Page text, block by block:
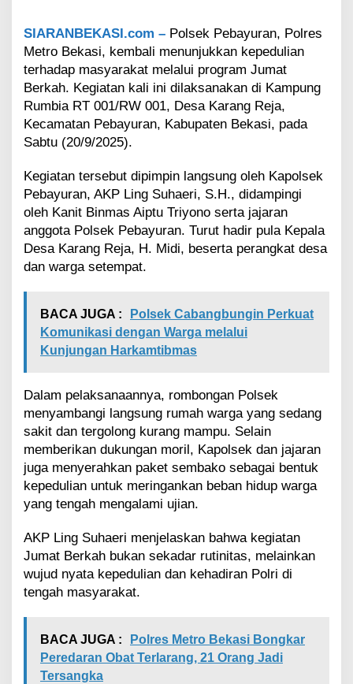
d
W
a
r
g
a
S
a
i
t
d
a
n
K
u
n
g
M
a
u
d
i
K
a
r
a
n
R
e
SIARANBEKASI.com – Polsek Pebayuran, Polres
Metro Bekasi, kembali menunjukkan kepedulian
terhadap masyarakat melalui program Jumat
Berkah. Kegiatan kali ini dilaksanakan di Kampung
Rumbia RT 001/RW 001, Desa Karang Reja,
Kecamatan Pebayuran, Kabupaten Bekasi, pada
Sabtu (20/9/2025).
Kegiatan tersebut dipimpin langsung oleh Kapolsek
Pebayuran, AKP Ling Suhaeri, S.H., didampingi
oleh Kanit Binmas Aiptu Triyono serta jajaran
anggota Polsek Pebayuran. Turut hadir pula Kepala
Desa Karang Reja, H. Midi, beserta perangkat desa
dan warga setempat.
BACA JUGA :
Polsek Cabangbungin Perkuat
Komunikasi dengan Warga melalui
Kunjungan Harkamtibmas
Dalam pelaksanaannya, rombongan Polsek
menyambangi langsung rumah warga yang sedang
sakit dan tergolong kurang mampu. Selain
memberikan dukungan moril, Kapolsek dan jajaran
juga menyerahkan paket sembako sebagai bentuk
kepedulian untuk meringankan beban hidup warga
yang tengah mengalami ujian.
AKP Ling Suhaeri menjelaskan bahwa kegiatan
Jumat Berkah bukan sekadar rutinitas, melainkan
wujud nyata kepedulian dan kehadiran Polri di
tengah masyarakat.
BACA JUGA :
Polres Metro Bekasi Bongkar
Peredaran Obat Terlarang, 21 Orang Jadi
Tersangka